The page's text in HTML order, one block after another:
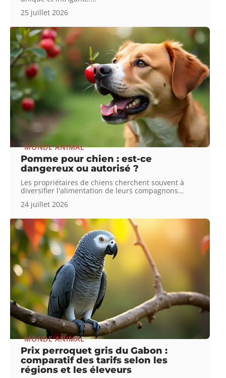
25 juillet 2026
MONDE ANIMAL
Pomme pour chien : est-ce
dangereux ou autorisé ?
Les propriétaires de chiens cherchent souvent à
diversifier l'alimentation de leurs compagnons…
24 juillet 2026
MONDE ANIMAL
Prix perroquet gris du Gabon :
comparatif des tarifs selon les
régions et les éleveurs